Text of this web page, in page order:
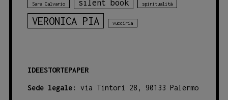
Sara Calvario silent book spiritualità
VERONICA PIA vucciria
IDEESTORTEPAPER
Sede legale: via Tintori 28, 90133 Palermo